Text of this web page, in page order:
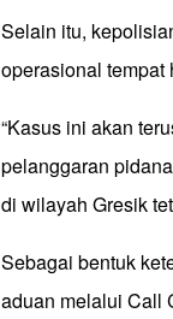
Selain itu,
operasional tempat
“Kasus ini akan
pelanggaran
di wilayah Gresik
Sebagai bentuk
aduan melalui Call